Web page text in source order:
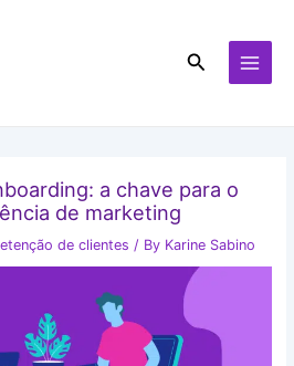
Search
a chave para o
de marketing
de clientes / By Karine Sabino